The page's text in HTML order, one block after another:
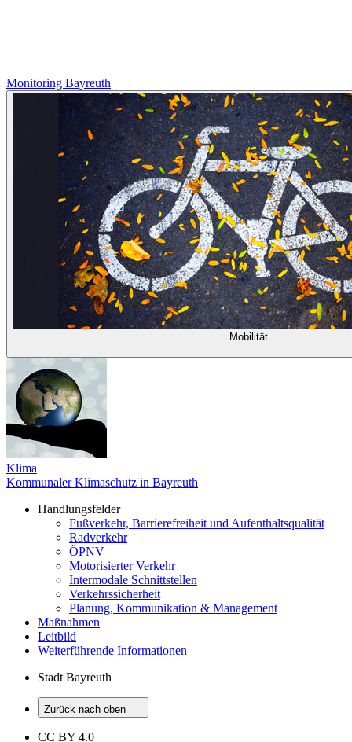
Monitoring Bayreuth
Mobilität
Klima
Kommunaler Klimaschutz in Bayreuth
Handlungsfelder
Fußverkehr, Barrierefreiheit und Aufenthaltsqualität
Radverkehr
ÖPNV
Motorisierter Verkehr
Intermodale Schnittstellen
Verkehrssicherheit
Planung, Kommunikation & Management
Maßnahmen
Leitbild
Weiterführende Informationen
Stadt Bayreuth
Zurück nach oben
CC BY 4.0